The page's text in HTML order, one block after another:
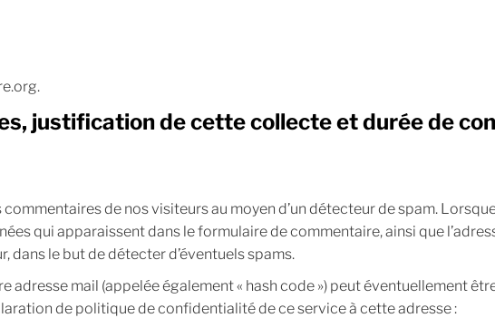
justification de cette collecte et durée de
de nos visiteurs au moyen d’un détecteur de spam.
qui apparaissent dans le formulaire de commentaire, ainsi que
dans le but de détecter d’éventuels spams.
adresse mail (appelée également « hash code ») peut éventuellement
de politique de confidentialité de ce service à cette adresse :